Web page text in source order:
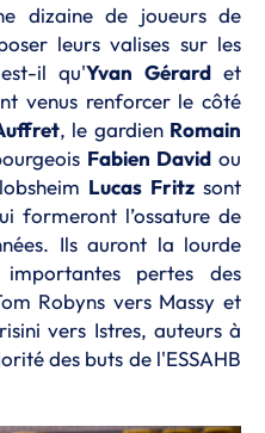
dizaine de joueurs de
leurs valises sur les
il qu'Yvan Gérardet
venus renforcer le côté
, le gardien Romain
Fabien David ou
Lucas Fritzsont
formeront l’ossature de
Ils auront la lourde
pertes des
Robyns vers Massy et
vers Istres, auteurs à
des buts de l'ESSAHB